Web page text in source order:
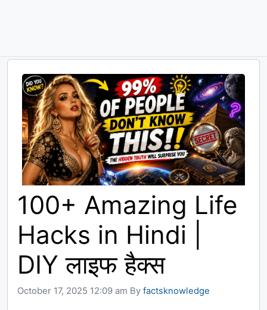
100+ Amazing Life
Hacks in Hindi |
DIY लाइफ हैक्स
October 17, 2025 12:09 am By factsknowledge